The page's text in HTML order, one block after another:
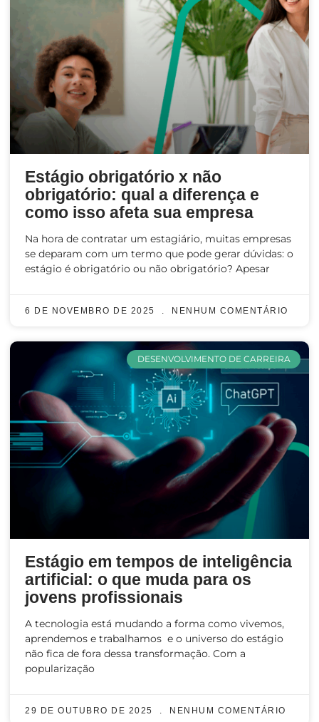
Estágio obrigatório x não
obrigatório: qual a diferença e
como isso afeta sua empresa
Na hora de contratar um estagiário, muitas empresas
se deparam com um termo que pode gerar dúvidas: o
estágio é obrigatório ou não obrigatório? Apesar
6 DE NOVEMBRO DE 2025 NENHUM COMENTÁRIO
DESENVOLVIMENTO DE CARREIRA
Estágio em tempos de inteligência
artificial: o que muda para os
jovens profissionais
A tecnologia está mudando a forma como vivemos,
aprendemos e trabalhamos e o universo do estágio
não fica de fora dessa transformação. Com a
popularização
29 DE OUTUBRO DE 2025 NENHUM COMENTÁRIO